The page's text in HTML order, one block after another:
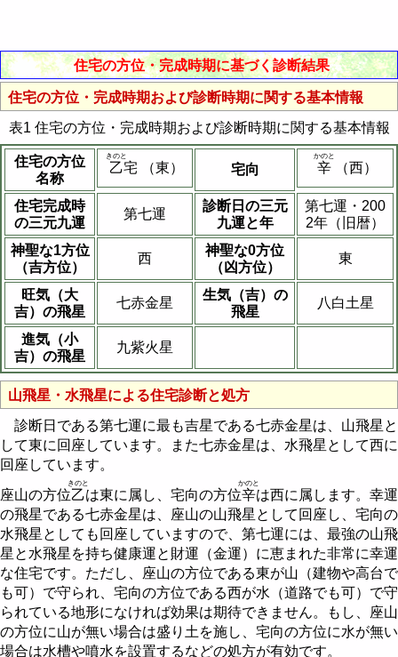
住宅の方位・完成時期に基づく診断結果
住宅の方位・完成時期および診断時期に関する基本情報
表1 住宅の方位・完成時期および診断時期に関する基本情報
住宅の方位
名称
乙
きのと
宅 （東） 宅向 辛
かのと
（西）
住宅完成時
の三元九運
第七運
診断日の三元
九運と年
第七運・200
2年（旧暦）
神聖な1方位
（吉方位）
西
神聖な0方位
（凶方位）
東
旺気（大
吉）の飛星
七赤金星
生気（吉）の
飛星
八白土星
進気（小
吉）の飛星
九紫火星
山飛星・水飛星による住宅診断と処方
診断日である第七運に最も吉星である七赤金星は、山飛星と
して東に回座しています。また七赤金星は、水飛星として西に
回座しています。
座山の方位乙
きのと
は東に属し、宅向の方位辛
かのと
は西に属します。幸運
の飛星である七赤金星は、座山の山飛星として回座し、宅向の
水飛星としても回座していますので、第七運には、最強の山飛
星と水飛星を持ち健康運と財運（金運）に恵まれた非常に幸運
な住宅です。ただし、座山の方位である東が山（建物や高台で
も可）で守られ、宅向の方位である西が水（道路でも可）で守
られている地形になければ効果は期待できません。もし、座山
の方位に山が無い場合は盛り土を施し、宅向の方位に水が無い
場合は水槽や噴水を設置するなどの処方が有効です。